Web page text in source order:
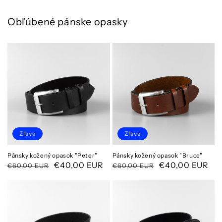
Obľúbené pánske opasky
Pánsky kožený opasok "Peter"
Normálna
€60,00 EUR
Cena
€40,00 EUR
Zľava
Pánsky kožený opasok "Bruce"
Normálna
€60,00 EUR
Cena
€40,00 EUR
Zľava